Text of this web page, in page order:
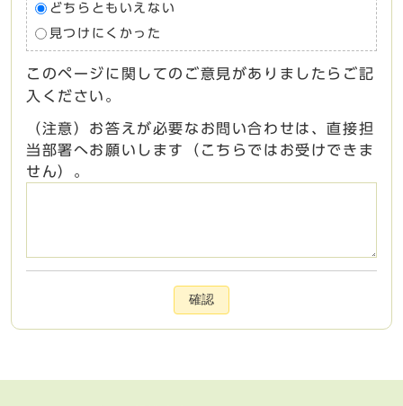
どちらともいえない
見つけにくかった
このページに関してのご意見がありましたらご記
入ください。
（注意）お答えが必要なお問い合わせは、直接担
当部署へお願いします（こちらではお受けできま
せん）。
確認